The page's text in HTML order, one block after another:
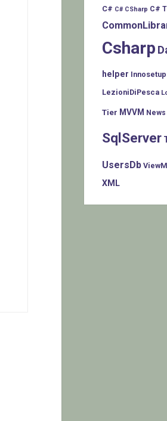
C# C# CSharp C#
Csharp
helper Innosetup
LezioniDiPesca
Tier MVVM News
SqlServer
UsersDb
XML